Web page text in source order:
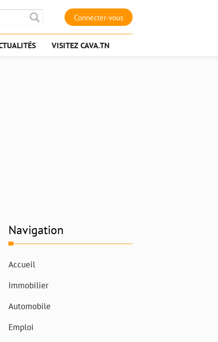
Connecter-vous
VISITEZ CAVA.TN
Navigation
Accueil
Immobilier
Automobile
Emploi